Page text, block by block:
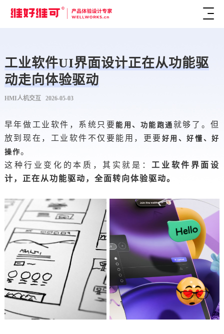
工业软件UI界面设计正在从功能驱
动走向体验驱动
HMI人机交互 2026-05-03
早年做工业软件，系统只要能用、功能跑通就够了。但
放到现在，工业软件不仅要能用，更要好用、好懂、好
操作。
这种行业变化的本质，其实就是：工业软件界面设
计，正在从功能驱动，全面转向体验驱动。